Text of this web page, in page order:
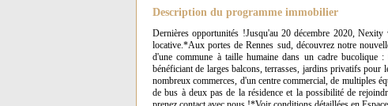
Description du programme immobilier
Dernières opportunités !Jusqu'au 20 décembre 2020,
locative.*Aux portes de Rennes sud, découvrez notre
d'une commune à taille humaine dans un cadre bucolique
bénéficiant de larges balcons, terrasses, jardins privatifs pour
nombreux commerces, d'un centre commercial, de multiples
de bus à deux pas de la résidence et la possibilité de